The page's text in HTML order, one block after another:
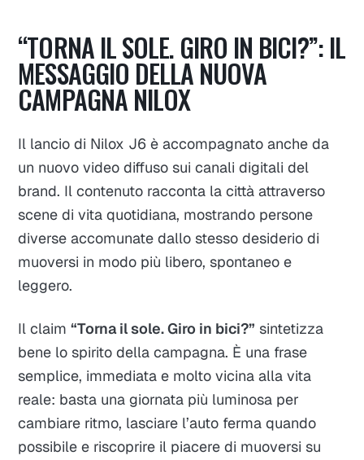
“TORNA IL SOLE. GIRO IN BICI?”: IL
MESSAGGIO DELLA NUOVA
CAMPAGNA NILOX
Il lancio di Nilox J6 è accompagnato anche da
un nuovo video diffuso sui canali digitali del
brand. Il contenuto racconta la città attraverso
scene di vita quotidiana, mostrando persone
diverse accomunate dallo stesso desiderio di
muoversi in modo più libero, spontaneo e
leggero.
Il claim“Torna il sole. Giro in bici?” sintetizza
bene lo spirito della campagna. È una frase
semplice, immediata e molto vicina alla vita
reale: basta una giornata più luminosa per
cambiare ritmo, lasciare l’auto ferma quando
possibile e riscoprire il piacere di muoversi su